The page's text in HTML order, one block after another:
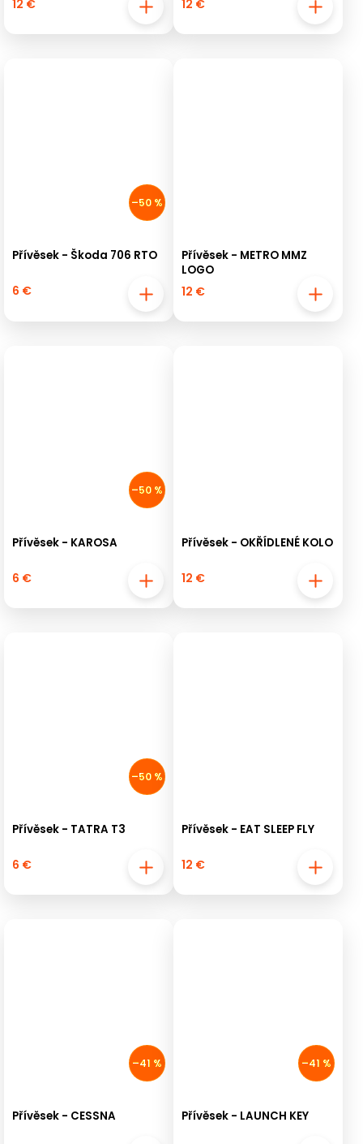
12 € 12 €
–50 %
Přívěsek - Škoda 706 RTO
6 €
Přívěsek - METRO MMZ
LOGO
12 €
–50 %
Přívěsek - KAROSA
6 €
Přívěsek - OKŘÍDLENÉ KOLO
12 €
–50 %
Přívěsek - TATRA T3
6 €
Přívěsek - EAT SLEEP FLY
12 €
–41 %
Přívěsek - CESSNA
–41 %
Přívěsek - LAUNCH KEY